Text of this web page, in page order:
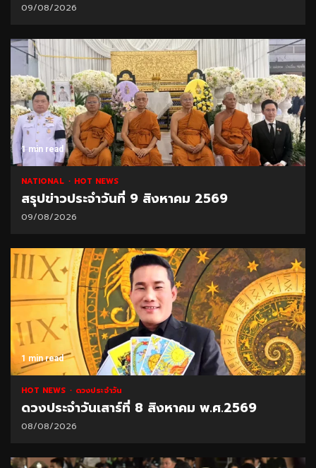
09/08/2026
1 min read
NATIONAL HOT NEWS
สรุปข่าวประจำวันที่ 9 สิงหาคม 2569
09/08/2026
1 min read
HOT NEWS ดวงประจำวัน
ดวงประจำวันเสาร์ที่ 8 สิงหาคม พ.ศ.2569
08/08/2026